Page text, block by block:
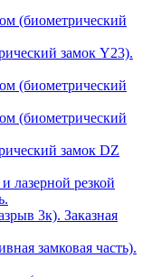
(биометрический
замок Y23).
(биометрический
(биометрический
замок DZ
лазерной резкой
3к). Заказная
замковая часть).